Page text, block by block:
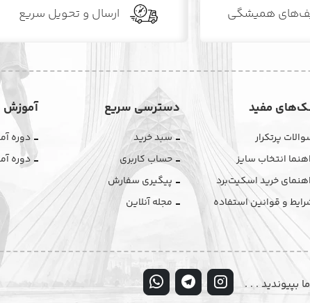
همیشگی ارسال و تحویل سریع
مفید
پرتکرار
انتخاب سایز
خرید اسکیت‌برد
و قوانین استفاده
دسترسی سریع
سبد خرید
حساب کاربری
پیگیری سفارش
مجله آنلاین
آموزش
دوره
دوره
بپیوندید . . .